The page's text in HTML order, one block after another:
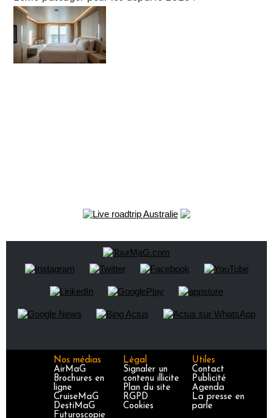
Nos médias
AirMaG
Brochures en
ligne
CruiseMaG
DestiMaG
Futuroscopie
Légal
Signaler un
contenu illicite
Plan du site
RGPD
Cookies
Utiles
Contact
Publicité
Agenda
La presse en
parle